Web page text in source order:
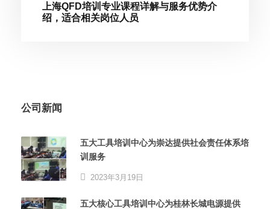
上海QFD培训专业课程详解与服务优势介
绍，适合相关岗位人员
公司新闻
五大工具培训中心为崇达提供社会责任体系培
训服务
2023年3月19日
五大核心工具培训中心为桂林长城电源提供